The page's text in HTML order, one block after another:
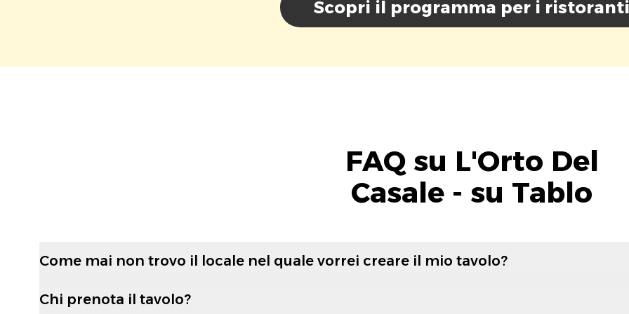
Scopri il programma per i ristoranti
FAQ su L'Orto Del
Casale - su Tablo
Come mai non trovo il locale nel quale vorrei creare il mio tavolo?
Chi prenota il tavolo?